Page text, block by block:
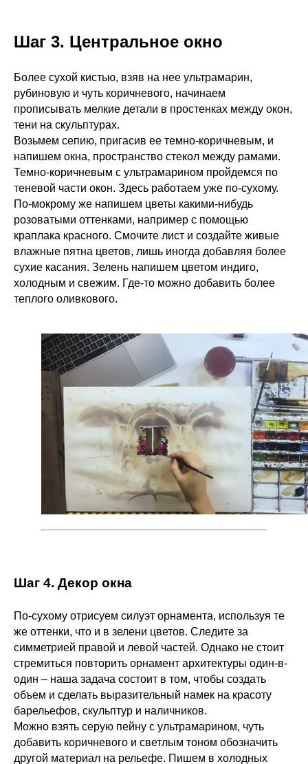
Шаг 3. Центральное окно
Более сухой кистью, взяв на нее ультрамарин,
рубиновую и чуть коричневого, начинаем
прописывать мелкие детали в простенках между окон,
тени на скульптурах.
Возьмем сепию, пригасив ее темно-коричневым, и
напишем окна, пространство стекол между рамами.
Темно-коричневым с ультрамарином пройдемся по
теневой части окон. Здесь работаем уже по-сухому.
По-мокрому же напишем цветы какими-нибудь
розоватыми оттенками, например с помощью
краплака красного. Смочите лист и создайте живые
влажные пятна цветов, лишь иногда добавляя более
сухие касания. Зелень напишем цветом индиго,
холодным и свежим. Где-то можно добавить более
теплого оливкового.
Шаг 4. Декор окна
По-сухому отрисуем силуэт орнамента, используя те
же оттенки, что и в зелени цветов. Следите за
симметрией правой и левой частей. Однако не стоит
стремиться повторить орнамент архитектуры один-в-
один – наша задача состоит в том, чтобы создать
объем и сделать выразительный намек на красоту
барельефов, скульптур и наличников.
Можно взять серую пейну с ультрамарином, чуть
добавить коричневого и светлым тоном обозначить
другой материал на рельефе. Пишем в холодных